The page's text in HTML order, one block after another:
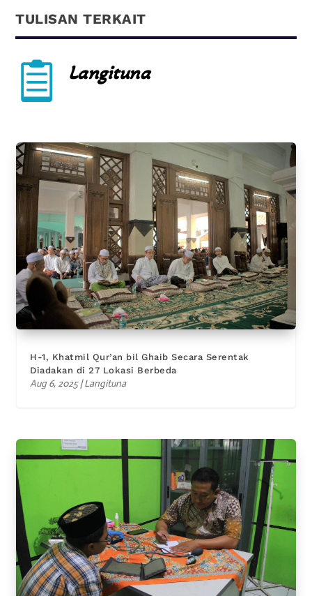
TULISAN TERKAIT
 Langituna
H-1, Khatmil Qur’an bil Ghaib Secara Serentak
Diadakan di 27 Lokasi Berbeda
Aug 6, 2025|Langituna